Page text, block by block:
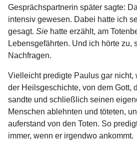
Gesprächspartnerin später sagte:
intensiv gewesen. Dabei hatte ich
gesagt. Sie hatte erzählt, am
Lebensgefährten. Und ich hörte zu,
Nachfragen.
Vielleicht predigte Paulus gar nicht,
der Heilsgeschichte, von dem Gott,
sandte und schließlich seinen
Menschen ablehnten und töteten,
auferstand von den Toten. So
immer, wenn er irgendwo ankommt.